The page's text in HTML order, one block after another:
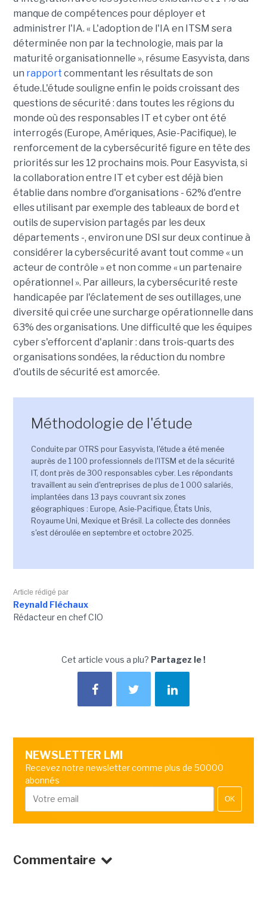
manque de compétences pour déployer et
administrer l'IA. « L'adoption de l'IA en ITSM sera
déterminée non par la technologie, mais par la
maturité organisationnelle », résume Easyvista, dans
un rapport commentant les résultats de son
étude.L'étude souligne enfin le poids croissant des
questions de sécurité : dans toutes les régions du
monde où des responsables IT et cyber ont été
interrogés (Europe, Amériques, Asie-Pacifique), le
renforcement de la cybersécurité figure en tête des
priorités sur les 12 prochains mois. Pour Easyvista, si
la collaboration entre IT et cyber est déjà bien
établie dans nombre d'organisations - 62% d'entre
elles utilisant par exemple des tableaux de bord et
outils de supervision partagés par les deux
départements -, environ une DSI sur deux continue à
considérer la cybersécurité avant tout comme « un
acteur de contrôle » et non comme « un partenaire
opérationnel ». Par ailleurs, la cybersécurité reste
handicapée par l'éclatement de ses outillages, une
diversité qui crée une surcharge opérationnelle dans
63% des organisations. Une difficulté que les équipes
cyber s'efforcent d'aplanir : dans trois-quarts des
organisations sondées, la réduction du nombre
d'outils de sécurité est amorcée.
Méthodologie de l'étude
Conduite par OTRS pour Easyvista, l'étude a été menée
auprès de 1 100 professionnels de l'ITSM et de la sécurité
IT, dont près de 300 responsables cyber. Les répondants
travaillent au sein d'entreprises de plus de 1 000 salariés,
implantées dans 13 pays couvrant six zones
géographiques : Europe, Asie-Pacifique, États Unis,
Royaume Uni, Mexique et Brésil. La collecte des données
s'est déroulée en septembre et octobre 2025.
Article rédigé par
Reynald Fléchaux
Rédacteur en chef CIO
Cet article vous a plu? Partagez le !
NEWSLETTER LMI
Recevez notre newsletter comme plus de 50000
abonnés
OK
Commentaire